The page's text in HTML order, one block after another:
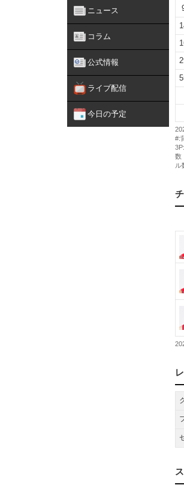
ニュース
コラム
公式情報
ライブ配信
今日の予定